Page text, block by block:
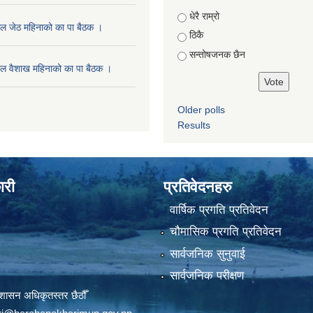
जेठ महिनाको का पा बैठक ।
वैशाख महिनाको का पा बैठक ।
Choices
धेरै राम्रो
ठिकै
सन्तोषजनक छैन
Older polls
Results
अधिकृतस्तर छैठौँ
प्रतिवेदनहरु
वार्षिक प्रगति प्रतिवेदन
चौमासिक प्रगति प्रतिवेदन
सार्वजनिक सुनुवाई
सार्वजनिक परीक्षण